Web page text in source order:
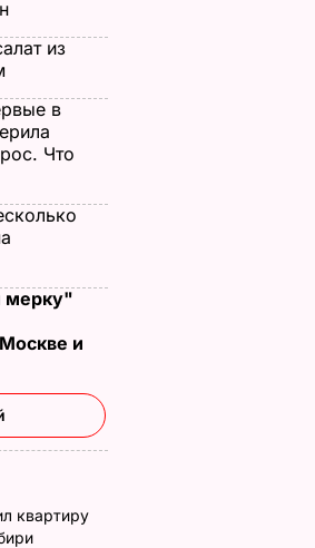
из
в
Что
мерку"
и
квартиру